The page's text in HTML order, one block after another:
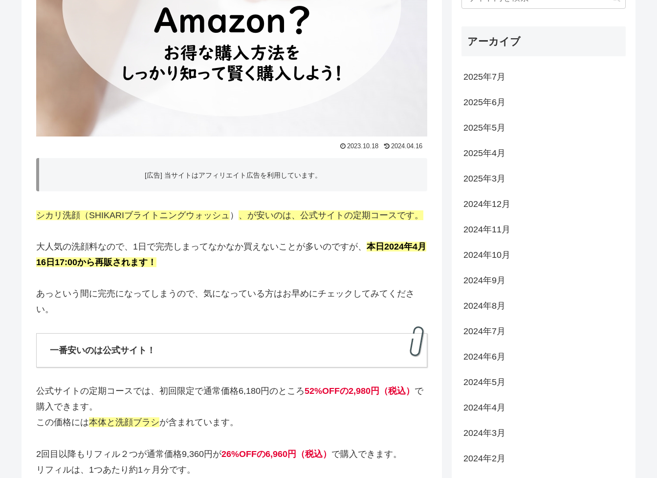
2023.10.18 2024.04.16
[広告] 当サイトはアフィリエイト広告を利用しています。
シカリ洗顔（SHIKARIブライトニングウォッシュ ） 、が安いのは、公式サイトの定期コースです。
大人気の洗顔料なので、1日で完売しまってなかなか買えないことが多いのですが、 本日2024年4月
16日17:00から再販されます！
あっという間に完売になってしまうので、気になっている方はお早めにチェックしてみてくださ
い。
一番安いのは公式サイト！
公式サイトの定期コースでは、初回限定で通常価格6,180円のところ52%OFFの2,980円（税込） で
購入できます。
この価格には本体と洗顔ブラシが含まれています。
2回目以降もリフィル２つが通常価格9,360円が26%OFFの6,960円（税込） で購入できます。
リフィルは、1つあたり約1ヶ月分です。
アーカイブ
2025年7月
2025年6月
2025年5月
2025年4月
2025年3月
2024年12月
2024年11月
2024年10月
2024年9月
2024年8月
2024年7月
2024年6月
2024年5月
2024年4月
2024年3月
2024年2月